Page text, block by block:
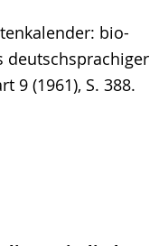
bio-
deutschsprachiger
9 (1961), S. 388.